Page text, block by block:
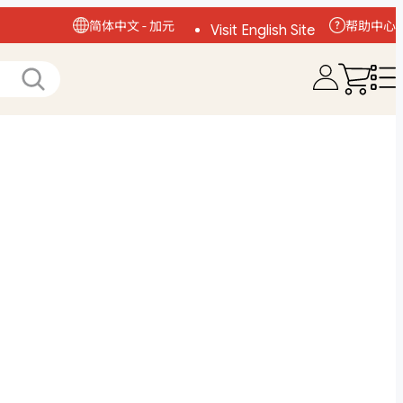
简体中文 - 加元
Visit English Site
帮助中心